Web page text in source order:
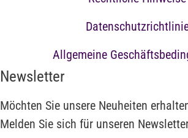
Allgemeine
Newsletter
Möchten Sie unsere Neuheiten
Melden Sie sich für unseren